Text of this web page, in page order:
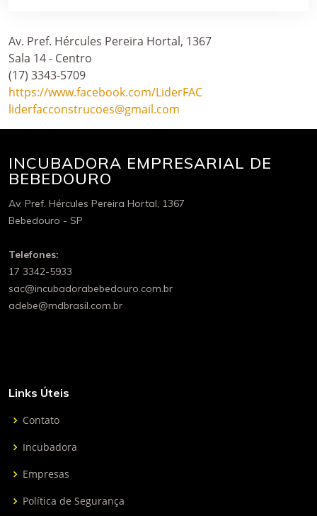
Av. Pref. Hércules Pereira Hortal, 1367
Sala 14 - Centro
(17) 3343-5709
https://www.facebook.com/LiderFAC
liderfacconstrucoes@gmail.com
INCUBADORA EMPRESARIAL DE
BEBEDOURO
Av. Pref. Hércules Pereira Hortal, 1367
Bebedouro - SP
Telefones:
17 3342-5933
sac@incubadorabebedouro.com.br
adebe@mdbrasil.com.br
Links Úteis
Contato
Incubadora
Empresas
Política de Segurança